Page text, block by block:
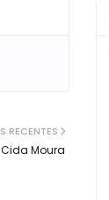
RECENTES
Moura